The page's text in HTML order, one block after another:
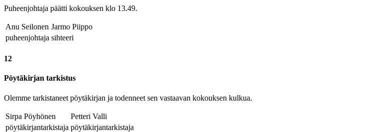
Puheenjohtaja päätti kokouksen klo 13.49.
Anu Seilonen Jarmo Piippo
puheenjohtaja sihteeri
12
Pöytäkirjan tarkistus
Olemme tarkistaneet pöytäkirjan ja todenneet sen vastaavan kokouksen kulkua.
Sirpa Pöyhönen
Petteri Valli
pöytäkirjantarkistaja pöytäkirjantarkistaja